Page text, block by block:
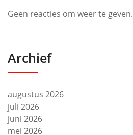
Geen reacties om weer te geven.
Archief
augustus 2026
juli 2026
juni 2026
mei 2026